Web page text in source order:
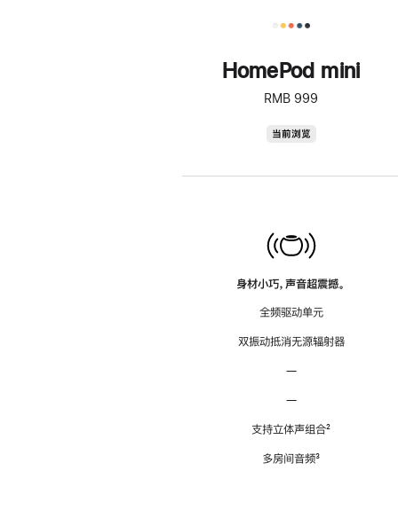
HomePod mini
RMB 999
当前浏览
身材小巧，声音超震撼。
全频驱动单元
双振动抵消无源辐射器
—
—
支持立体声组合脚
²
多房间音频脚
³